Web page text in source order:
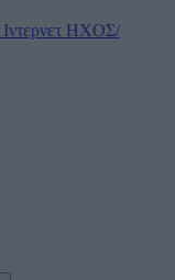
Ιντερνετ ΗΧΟΣ/